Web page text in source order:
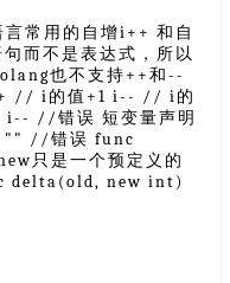
常用的自增i++ 和自
而不是表达式，所以
也不支持++和--
// i的值+1 i-- // i的
//错误 短变量声明
"" //错误 func
只是一个预定义的
delta(old, new int)